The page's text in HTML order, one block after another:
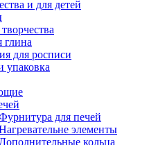
и для детей
глина
для росписи
для печей
элементы
Дополнительные кольца